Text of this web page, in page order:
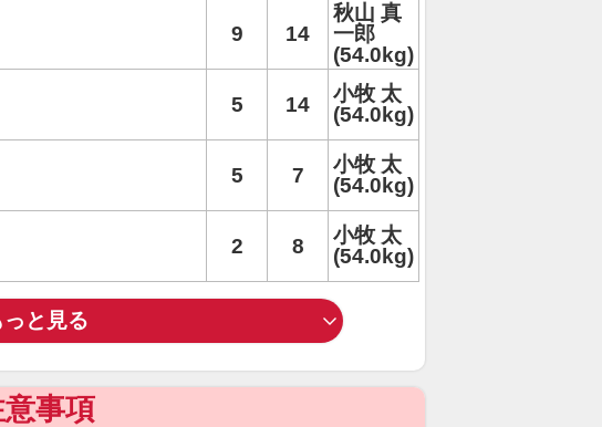
9 14
秋山 真
一郎
(54.0kg)
5 14
小牧 太
(54.0kg)
5 7
小牧 太
(54.0kg)
2 8
小牧 太
(54.0kg)
っと見る
事項